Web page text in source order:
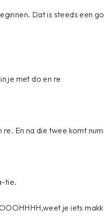
Dat is steeds een
je met do en re
re. En na die twee komt
tie.
je iets